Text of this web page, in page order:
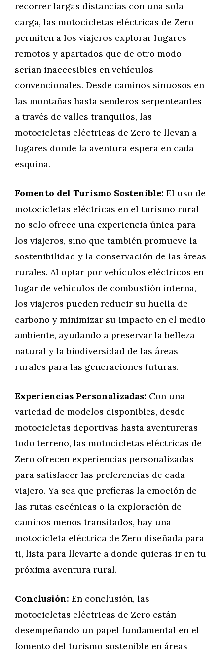
recorrer largas distancias con una sola
carga, las motocicletas eléctricas de Zero
permiten a los viajeros explorar lugares
remotos y apartados que de otro modo
serían inaccesibles en vehículos
convencionales. Desde caminos sinuosos en
las montañas hasta senderos serpenteantes
a través de valles tranquilos, las
motocicletas eléctricas de Zero te llevan a
lugares donde la aventura espera en cada
esquina.
Fomento del Turismo Sostenible: El uso de
motocicletas eléctricas en el turismo rural
no solo ofrece una experiencia única para
los viajeros, sino que también promueve la
sostenibilidad y la conservación de las áreas
rurales. Al optar por vehículos eléctricos en
lugar de vehículos de combustión interna,
los viajeros pueden reducir su huella de
carbono y minimizar su impacto en el medio
ambiente, ayudando a preservar la belleza
natural y la biodiversidad de las áreas
rurales para las generaciones futuras.
Experiencias Personalizadas: Con una
variedad de modelos disponibles, desde
motocicletas deportivas hasta aventureras
todo terreno, las motocicletas eléctricas de
Zero ofrecen experiencias personalizadas
para satisfacer las preferencias de cada
viajero. Ya sea que prefieras la emoción de
las rutas escénicas o la exploración de
caminos menos transitados, hay una
motocicleta eléctrica de Zero diseñada para
ti, lista para llevarte a donde quieras ir en tu
próxima aventura rural.
Conclusión: En conclusión, las
motocicletas eléctricas de Zero están
desempeñando un papel fundamental en el
fomento del turismo sostenible en áreas